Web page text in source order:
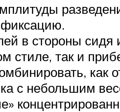
в стороны
стиле, так и
как
с небольшим